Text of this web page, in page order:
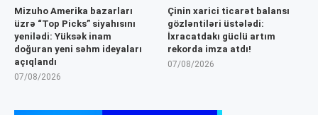
Mizuho Amerika bazarları
üzrə “Top Picks” siyahısını
yenilədi: Yüksək inam
doğuran yeni səhm ideyaları
açıqlandı
07/08/2026
Çinin xarici ticarət balansı
gözləntiləri üstələdi:
İxracatdakı güclü artım
rekorda imza atdı!
07/08/2026